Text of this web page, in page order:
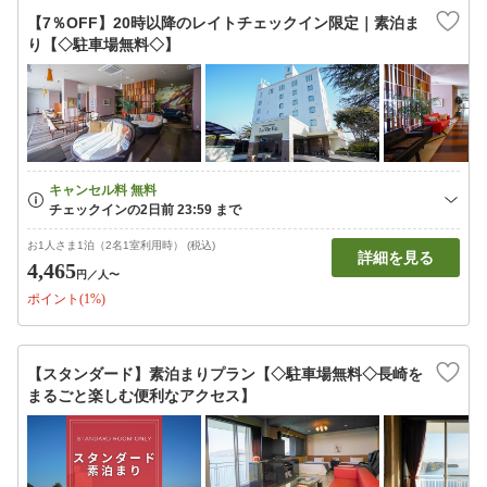
【7％OFF】20時以降のレイトチェックイン限定｜素泊ま
り【◇駐車場無料◇】
お1人さま1泊（2名1室利用時） (税込)
4,465円 ／人〜
ポイント(1%)
詳細を見る
【スタンダード】素泊まりプラン【◇駐車場無料◇長崎を
まるごと楽しむ便利なアクセス】